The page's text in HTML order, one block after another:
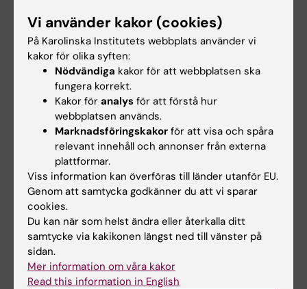
postprostatectomy urinary incontinence: A
Swedish retrospective cohort study
Reus C; Brattas I; Volz D; Syden F; Grufman KH;
Mozer P; Renstrom-Koskela L
Alla författare
ARTICLE:CONTRACEPTION.2014;90(1):42-46
Medical students' attitudes and perceptions
on abortion: a cross-sectional survey among
medical interns in Maharastra, India
Sjostrom S; Essen B; Syden F; Gemzell-
Danielsson K; Klingberg-Allvin M
Alla författare
Är du Filip Sydén?
Redigera din profil
Vi använder kakor (cookies)
På Karolinska Institutets webbplats använder vi
kakor för olika syften:
Nödvändiga kakor för att webbplatsen ska
fungera korrekt.
Kakor för analys för att förstå hur
webbplatsen används.
Marknadsföringskakor för att visa och spåra
relevant innehåll och annonser från externa
plattformar.
Viss information kan överföras till länder utanför EU.
Genom att samtycka godkänner du att vi sparar
cookies.
Du kan när som helst ändra eller återkalla ditt
samtycke via kakikonen längst ned till vänster på
sidan.
Mer information om våra kakor
Read this information in English